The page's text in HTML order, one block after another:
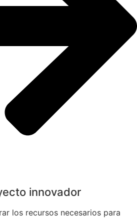
innovador
los recursos necesarios para